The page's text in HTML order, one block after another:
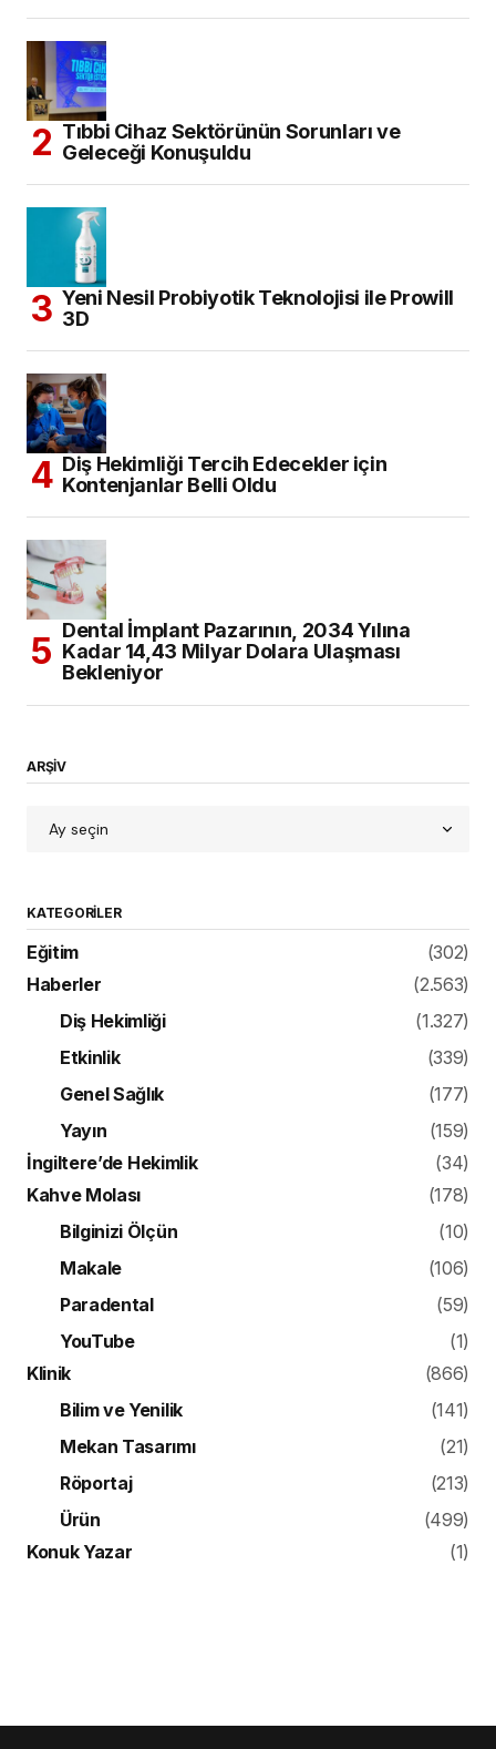
Tıbbi Cihaz Sektörünün Sorunları ve
Geleceği Konuşuldu
Yeni Nesil Probiyotik Teknolojisi ile Prowill
3D
Diş Hekimliği Tercih Edecekler için
Kontenjanlar Belli Oldu
Dental İmplant Pazarının, 2034 Yılına
Kadar 14,43 Milyar Dolara Ulaşması
Bekleniyor
ARŞİV
KATEGORILER
Eğitim
(302)
Haberler
(2.563)
Diş Hekimliği
(1.327)
Etkinlik
(339)
Genel Sağlık
(177)
Yayın
(159)
İngiltere’de Hekimlik
(34)
Kahve Molası
(178)
Bilginizi Ölçün
(10)
Makale
(106)
Paradental
(59)
YouTube
(1)
Klinik
(866)
Bilim ve Yenilik
(141)
Mekan Tasarımı
(21)
Röportaj
(213)
Ürün
(499)
Konuk Yazar
(1)